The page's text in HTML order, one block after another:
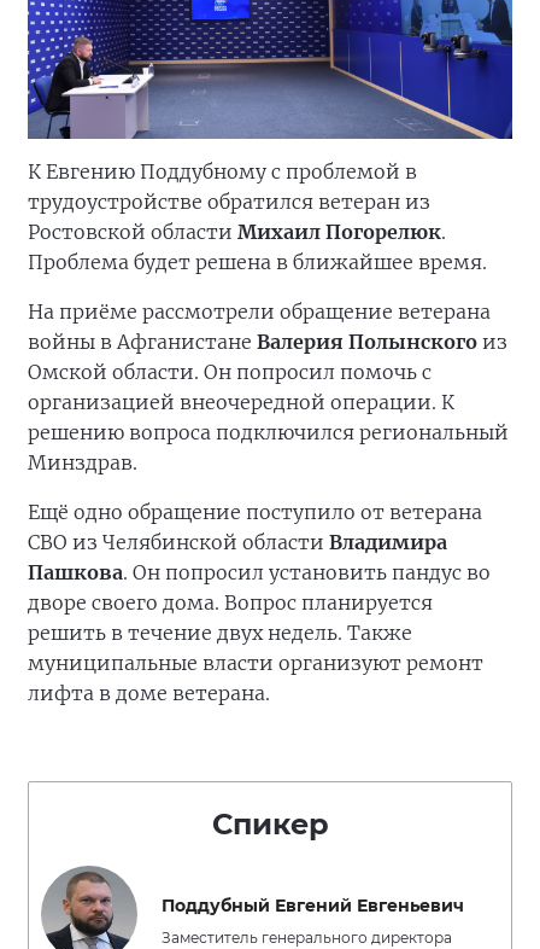
К Евгению Поддубному с проблемой в
трудоустройстве обратился ветеран из
Ростовской области Михаил Погорелюк.
Проблема будет решена в ближайшее время.
На приёме рассмотрели обращение ветерана
войны в Афганистане Валерия Полынского из
Омской области. Он попросил помочь с
организацией внеочередной операции. К
решению вопроса подключился региональный
Минздрав.
Ещё одно обращение поступило от ветерана
СВО из Челябинской области Владимира
Пашкова. Он попросил установить пандус во
дворе своего дома. Вопрос планируется
решить в течение двух недель. Также
муниципальные власти организуют ремонт
лифта в доме ветерана.
Спикер
Поддубный Евгений Евгеньевич
Заместитель генерального директора